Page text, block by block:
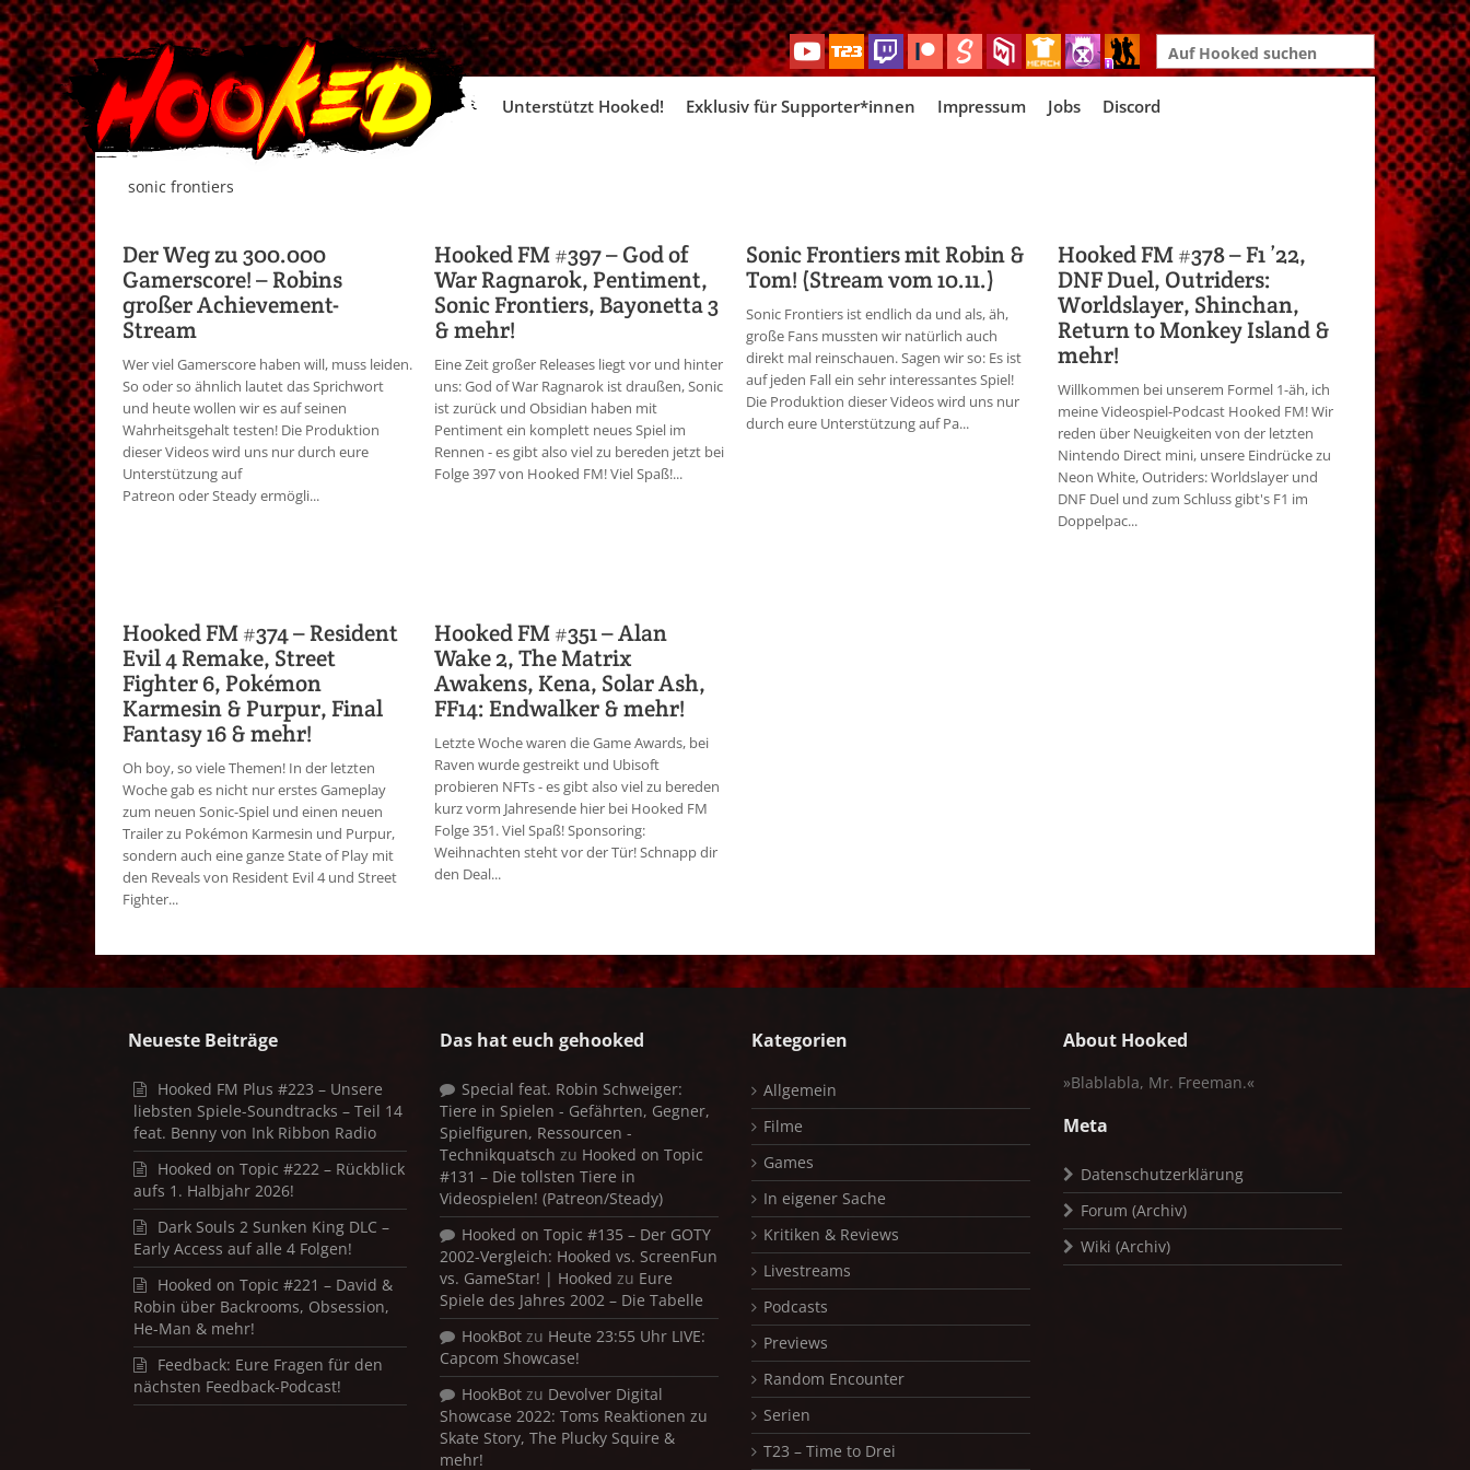
Search
for:
Skip
Unterstützt Hooked! Exklusiv für Supporter*innen Impressum Jobs Discord
sonic frontiers
Der Weg zu 300.000
Gamerscore! – Robins
großer Achievement-
Stream
Wer viel Gamerscore haben will, muss leiden.
So oder so ähnlich lautet das Sprichwort
und heute wollen wir es auf seinen
Wahrheitsgehalt testen! Die Produktion
dieser Videos wird uns nur durch eure
Unterstützung auf
Patreon oder Steady ermögli...
Hooked FM #397 – God of
War Ragnarok, Pentiment,
Sonic Frontiers, Bayonetta 3
& mehr!
Eine Zeit großer Releases liegt vor und hinter
uns: God of War Ragnarok ist draußen, Sonic
ist zurück und Obsidian haben mit
Pentiment ein komplett neues Spiel im
Rennen - es gibt also viel zu bereden jetzt bei
Folge 397 von Hooked FM! Viel Spaß!...
Sonic Frontiers mit Robin &
Tom! (Stream vom 10.11.)
Sonic Frontiers ist endlich da und als, äh,
große Fans mussten wir natürlich auch
direkt mal reinschauen. Sagen wir so: Es ist
auf jeden Fall ein sehr interessantes Spiel!
Die Produktion dieser Videos wird uns nur
durch eure Unterstützung auf Pa...
Hooked FM #378 – F1 ’22,
DNF Duel, Outriders:
Worldslayer, Shinchan,
Return to Monkey Island &
mehr!
Willkommen bei unserem Formel 1-äh, ich
meine Videospiel-Podcast Hooked FM! Wir
reden über Neuigkeiten von der letzten
Nintendo Direct mini, unsere Eindrücke zu
Neon White, Outriders: Worldslayer und
DNF Duel und zum Schluss gibt's F1 im
Doppelpac...
Hooked FM #374 – Resident
Evil 4 Remake, Street
Fighter 6, Pokémon
Karmesin & Purpur, Final
Fantasy 16 & mehr!
Oh boy, so viele Themen! In der letzten
Woche gab es nicht nur erstes Gameplay
zum neuen Sonic-Spiel und einen neuen
Trailer zu Pokémon Karmesin und Purpur,
sondern auch eine ganze State of Play mit
den Reveals von Resident Evil 4 und Street
Fighter...
Hooked FM #351 – Alan
Wake 2, The Matrix
Awakens, Kena, Solar Ash,
FF14: Endwalker & mehr!
Letzte Woche waren die Game Awards, bei
Raven wurde gestreikt und Ubisoft
probieren NFTs - es gibt also viel zu bereden
kurz vorm Jahresende hier bei Hooked FM
Folge 351. Viel Spaß! Sponsoring:
Weihnachten steht vor der Tür! Schnapp dir
den Deal...
Neueste Beiträge
Hooked FM Plus #223 – Unsere
liebsten Spiele-Soundtracks – Teil 14
feat. Benny von Ink Ribbon Radio
Hooked on Topic #222 – Rückblick
aufs 1. Halbjahr 2026!
Dark Souls 2 Sunken King DLC –
Early Access auf alle 4 Folgen!
Hooked on Topic #221 – David &
Robin über Backrooms, Obsession,
He-Man & mehr!
Feedback: Eure Fragen für den
nächsten Feedback-Podcast!
Das hat euch gehooked
Special feat. Robin Schweiger:
Tiere in Spielen - Gefährten, Gegner,
Spielfiguren, Ressourcen -
Technikquatsch zu Hooked on Topic
#131 – Die tollsten Tiere in
Videospielen! (Patreon/Steady)
Hooked on Topic #135 – Der GOTY
2002-Vergleich: Hooked vs. ScreenFun
vs. GameStar! | Hooked zu Eure
Spiele des Jahres 2002 – Die Tabelle
HookBot zu Heute 23:55 Uhr LIVE:
Capcom Showcase!
HookBot zu Devolver Digital
Showcase 2022: Toms Reaktionen zu
Skate Story, The Plucky Squire &
mehr!
Kategorien
Allgemein
Filme
Games
In eigener Sache
Kritiken & Reviews
Livestreams
Podcasts
Previews
Random Encounter
Serien
T23 – Time to Drei
About Hooked
»Blablabla, Mr. Freeman.«
Meta
Datenschutzerklärung
Forum (Archiv)
Wiki (Archiv)